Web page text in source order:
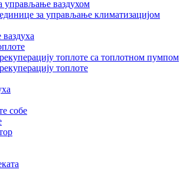
управљање ваздухом
за управљање климатизацијом
топлоте са топлотном пумпом
топлоте
собе